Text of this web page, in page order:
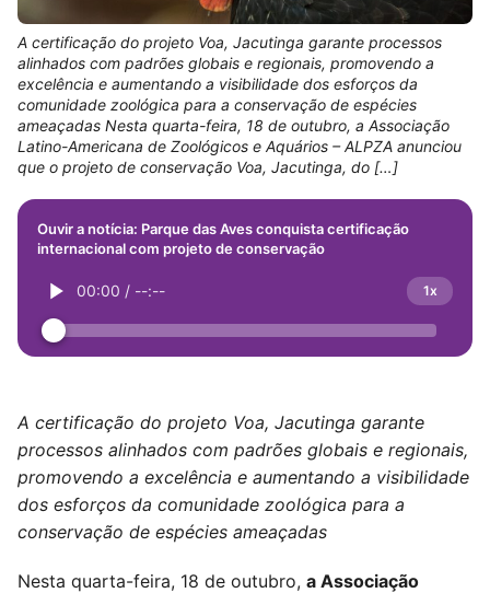
A certificação do projeto Voa, Jacutinga garante processos
alinhados com padrões globais e regionais, promovendo a
excelência e aumentando a visibilidade dos esforços da
comunidade zoológica para a conservação de espécies
ameaçadas Nesta quarta-feira, 18 de outubro, a Associação
Latino-Americana de Zoológicos e Aquários – ALPZA anunciou
que o projeto de conservação Voa, Jacutinga, do […]
Ouvir a notícia: Parque das Aves conquista certificação
internacional com projeto de conservação
00:00 / --:-- 1x
A certificação do projeto Voa, Jacutinga garante
processos alinhados com padrões globais e regionais,
promovendo a excelência e aumentando a visibilidade
dos esforços da comunidade zoológica para a
conservação de espécies ameaçadas
Nesta quarta-feira, 18 de outubro, a Associação